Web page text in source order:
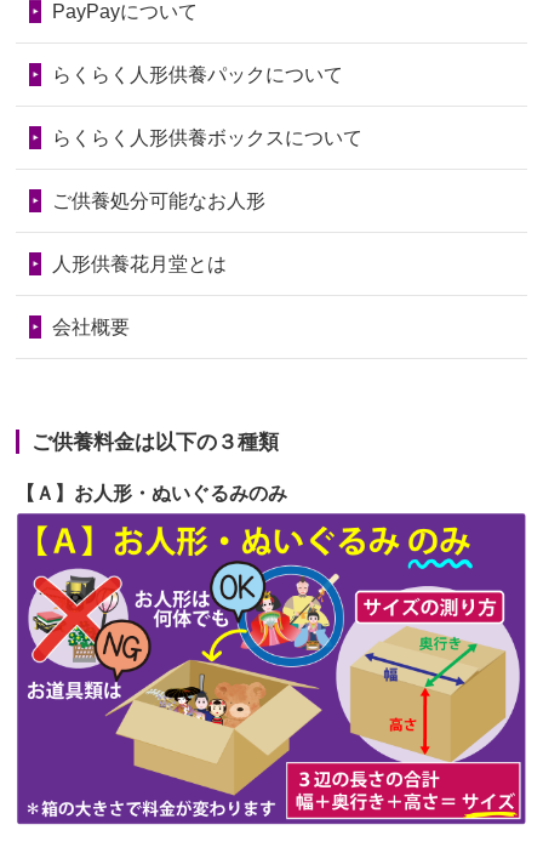
いたことが...
2026/06/28老後のことを考え体力のあるうちに身
2026/06/28人形たちに これまで本当にありがとう
天...
2026/06/24今は亡き両親が孫（私の子供）の初節
句に贈って...
が伸びた時...
2026/06/22
娘の初めてのひな祭りにあわせて、娘
の祖父母か...
2026/06/20
雛人形をお道具も含め一式で引き取っ
てくださる...
第73回人形供養祭令和6年10月17日(木)
第71回人形供養祭令和6年8月1日(木)
第70回人形供養祭令和6年6月21日(金)
第68回人形供養祭令和6年3月22日(金)
第65回人形供養祭令和5年11月09日(木)
第64回人形供養祭令和5年9月21日(木)
第63回人形供養祭 令和5年8月1日(火)
第62回人形供養祭令和5年6月21日(水)
第61回人形供養祭 令和5年5月19日(金)
第60回人形供養祭令和5年3月28日(火)
第59回人形供養祭 令和5年2月10日(金)
第58回人形供養祭令和5年12月21日(水)
PayPayについて
らくらく人形供養パックについて
らくらく人形供養ボックスについて
ご供養処分可能なお人形
人形供養花月堂とは
会社概要
ご供養料金は以下の３種類
【Ａ】お人形・ぬいぐるみのみ